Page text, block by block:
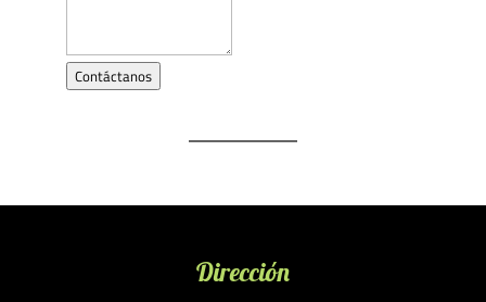
Contáctanos
Dirección